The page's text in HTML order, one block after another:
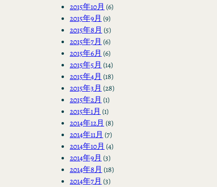
2015年10月 (6)
2015年9月 (9)
2015年8月 (5)
2015年7月 (6)
2015年6月 (6)
2015年5月 (14)
2015年4月 (18)
2015年3月 (28)
2015年2月 (1)
2015年1月 (1)
2014年12月 (8)
2014年11月 (7)
2014年10月 (4)
2014年9月 (3)
2014年8月 (18)
2014年7月 (3)